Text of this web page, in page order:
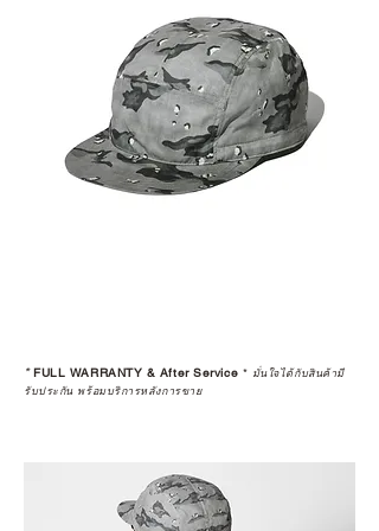
*FULL WARRANTY & After Service * มั่นใจได้กับสินค้ามี
รับประกัน พร้อมบริการหลังการขาย